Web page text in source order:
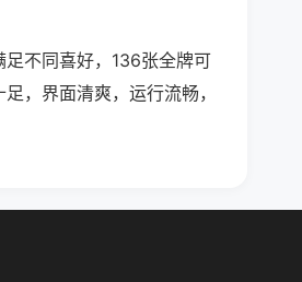
不同喜好，136张全牌可
，界面清爽，运行流畅，